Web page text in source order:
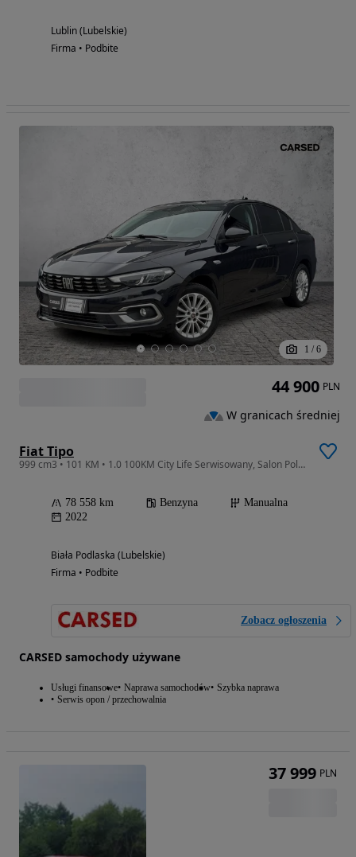
Lublin (Lubelskie)
Firma • Podbite
1 / 6
Fiat Tipo
999 cm3 • 101 KM • 1.0 100KM City Life Serwisowany, Salon Polska
78 558 km Benzyna
Manualna
2022
Biała Podlaska (Lubelskie)
Firma • Podbite
Zobacz ogłoszenia
CARSED samochody używane
Usługi finansowe Naprawa samochodów Szybka naprawa
Serwis opon / przechowalnia
44 900 PLN
W granicach średniej
37 999 PLN